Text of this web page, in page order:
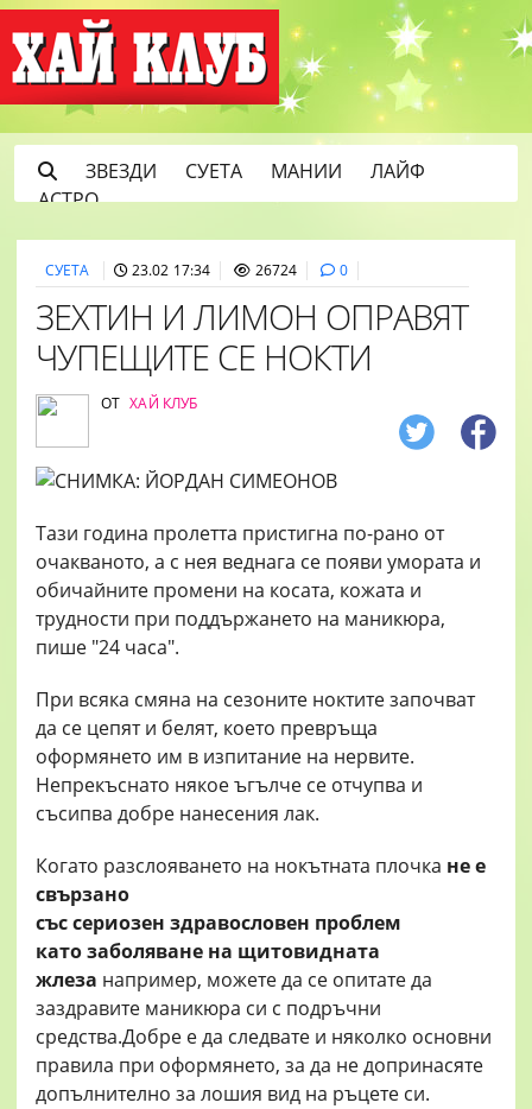
ЗВЕЗДИ СУЕТА МАНИИ
ЛАЙФ
АСТРО
СУЕТА 23.02 17:34 26724 0
ЗЕХТИН И ЛИМОН ОПРАВЯТ
ЧУПЕЩИТЕ СЕ НОКТИ
ОТ ХАЙ КЛУБ
Тази година пролетта пристигна по-рано от
очакваното, а с нея веднага се появи умората и
обичайните промени на косата, кожата и
трудности при поддържането на маникюра,
пише "24 часа".
При всяка смяна на сезоните ноктите започват
да се цепят и белят, което превръща
оформянето им в изпитание на нервите.
Непрекъснато някое ъгълче се отчупва и
съсипва добре нанесения лак.
Когато разслояването на нокътната плочка не е
свързано
съссериозен здравословен проблем
катозаболяване на щитовидната
жлеза например, можете да се опитате да
заздравите маникюра си с подръчни
средства.Добре е да следвате и няколко основни
правила при оформянето, за да не допринасяте
допълнително за лошия вид на ръцете си.